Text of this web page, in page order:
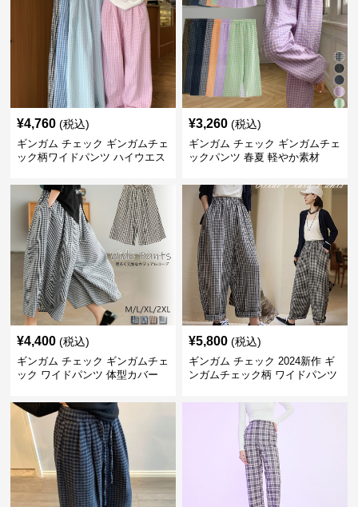
¥4,760 (税込)
ギンガム チェック ギンガムチェ
ック柄ワイドパンツ ハイウエス
¥3,260 (税込)
ギンガム チェック ギンガムチェ
ックパンツ 春夏 軽やか素材
¥4,400 (税込)
ギンガム チェック ギンガムチェ
ック ワイドパンツ 体型カバー
¥5,800 (税込)
ギンガム チェック 2024新作 ギ
ンガムチェック柄 ワイドパンツ